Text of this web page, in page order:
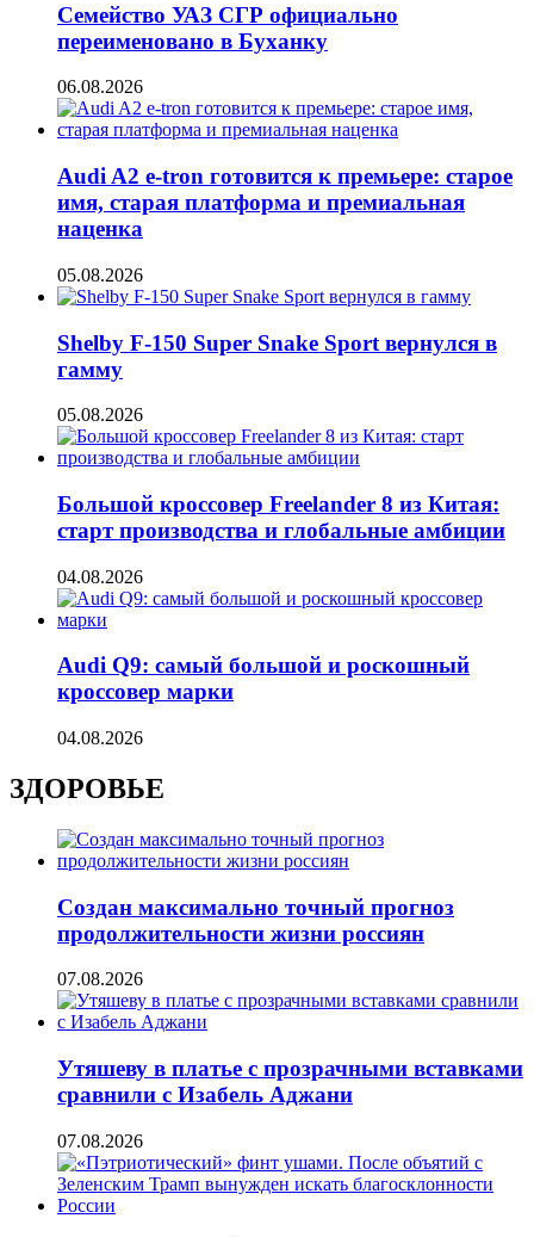
Семейство УАЗ СГР официально
переименовано в Буханку
06.08.2026
Audi A2 e-tron готовится к премьере: старое
имя, старая платформа и премиальная
наценка
05.08.2026
Shelby F-150 Super Snake Sport вернулся в
гамму
05.08.2026
Большой кроссовер Freelander 8 из Китая:
старт производства и глобальные амбиции
04.08.2026
Audi Q9: самый большой и роскошный
кроссовер марки
04.08.2026
ЗДОРОВЬЕ
Создан максимально точный прогноз
продолжительности жизни россиян
07.08.2026
Утяшеву в платье с прозрачными вставками
сравнили с Изабель Аджани
07.08.2026